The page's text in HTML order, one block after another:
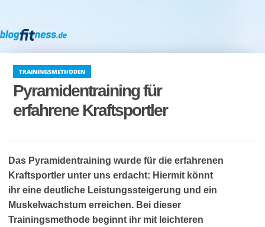
TRAININGSMETHODEN
Pyramidentraining für
erfahrene Kraftsportler
Das Pyramidentraining wurde für die erfahrenen
Kraftsportler unter uns erdacht: Hiermit könnt
ihr eine deutliche Leistungssteigerung und ein
Muskelwachstum erreichen. Bei dieser
Trainingsmethode beginnt ihr mit leichteren